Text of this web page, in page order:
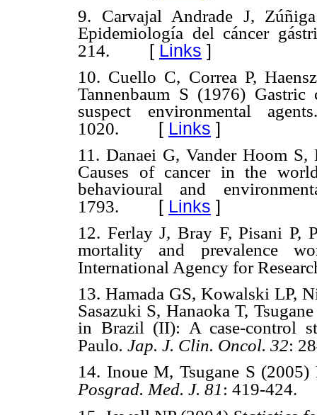
9. Carvajal Andrade J,
Epidemiología del cáncer
214. [ Links ]
10. Cuello C, Correa P,
Tannenbaum S (1976)
suspect environmental
1020. [ Links ]
11. Danaei G, Vander Hoom
Causes of cancer in the
behavioural and
1793. [ Links ]
12. Ferlay J, Bray F, Pisani P,
mortality and prevalence
International Agency for
13. Hamada GS, Kowalski LP,
Sasazuki S, Hanaoka T,
in Brazil (II): A case-control
Paulo. Jap. J. Clin. Oncol. 32:
14. Inoue M, Tsugane S
Posgrad. Med. J. 81: 419-424.